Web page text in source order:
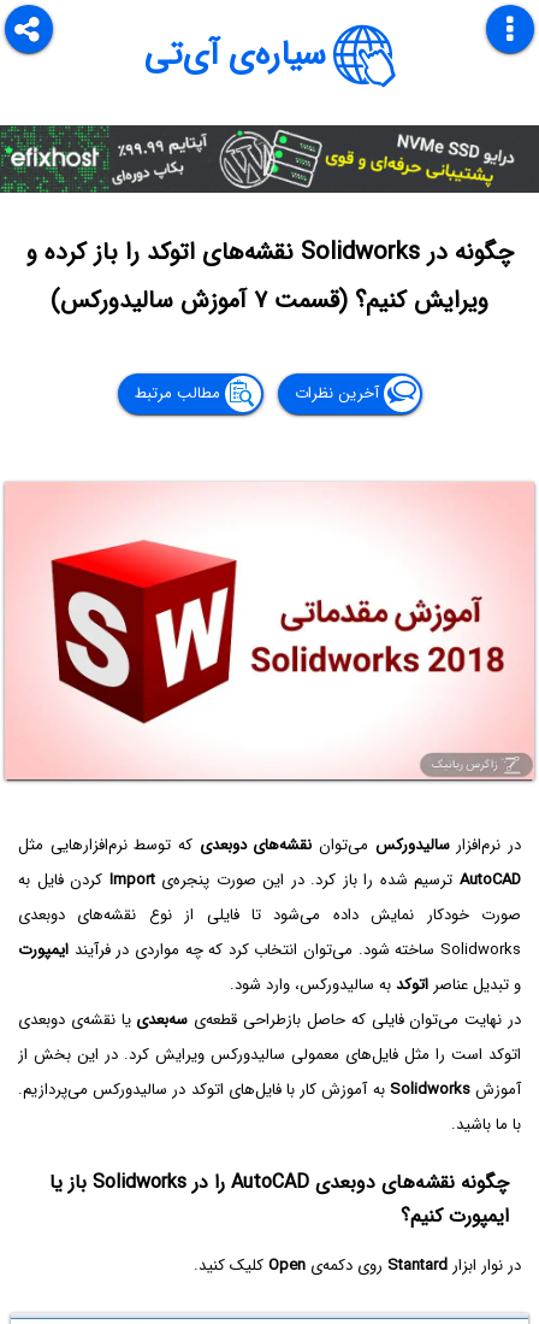
سیاره‌ی آی‌تی
چگونه در Solidworks نقشه‌های اتوکد را باز کرده و
ویرایش کنیم؟ (قسمت ۷ آموزش سالیدورکس)
آخرین نظرات مطالب مرتبط
در نرم‌افزارسالیدورکس می‌توان نقشه‌های دو‌بعدی که توسط نرم‌افزارهایی مثل
AutoCADترسیم شده را باز کرد. در این صورت پنجره‌یImport کردن فایل به
صورت خودکار نمایش داده می‌شود تا فایلی از نوع نقشه‌های دو‌بعدی
Solidworks ساخته شود. می‌توان انتخاب کرد که چه مواردی در فرآیند
ایمپورت
و تبدیل عناصر اتوکدبه سالیدورکس، وارد شود.
در نهایت می‌توان فایلی که حاصل بازطراحی قطعه‌ی سه‌بعدی یا نقشه‌ی دوبعدی
اتوکد است را مثل فایل‌های معمولی سالیدورکس ویرایش کرد. در این بخش از
آموزشSolidworks به آموزش کار با فایل‌های اتوکد در سالیدورکس می‌پردازیم.
با ما باشید.
چگونه نقشه‌های دوبعدی AutoCAD را در Solidworks باز یا
ایمپورت کنیم؟
در نوار ابزار Stantard روی دکمه‌ی Openکلیک کنید.